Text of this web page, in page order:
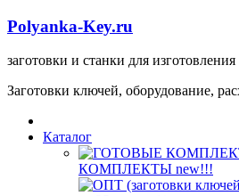
Polyanka-Key.ru
заготовки и станки для
Заготовки ключей, оборудование,
Каталог
КОМПЛЕКТЫ new!!!